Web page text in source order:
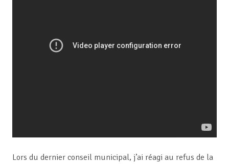
Lors du dernier conseil municipal, j’ai réagi au refus de la